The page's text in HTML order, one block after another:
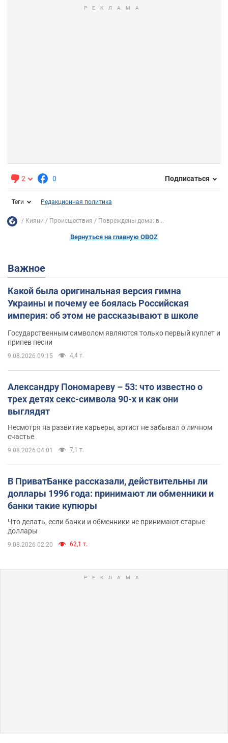
2 0 Подписаться
Теги Редакционная политика
Кияни Происшествия Повреждены дома: в...
Вернуться на главную OBOZ
Важное
Какой была оригинальная версия гимна
Украины и почему ее боялась Российская
империя: об этом не рассказывают в школе
Государственным символом являются только первый куплет и
припев песни
9.08.2026 09:15 4,4 т.
Александру Пономареву – 53: что известно о
трех детях секс-символа 90-х и как они
выглядят
Несмотря на развитие карьеры, артист не забывал о личном
счастье
9.08.2026 04:01 7,1 т.
В ПриватБанке рассказали, действительны ли
доллары 1996 года: принимают ли обменники и
банки такие купюры
Что делать, если банки и обменники не принимают старые
доллары
9.08.2026 02:20 62,1 т.